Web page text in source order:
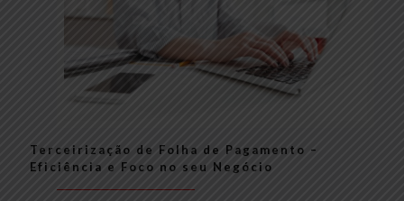
Terceirização de Folha de Pagamento –
Eficiência e Foco no seu Negócio